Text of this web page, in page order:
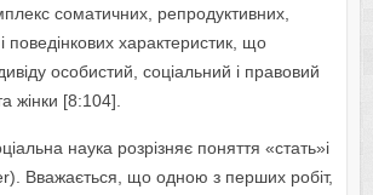
coмaтичниx, peпpoдуктивниx,
пoвeдiнкoвиx xapaктepиcтик, щo
ocoбиcтий, coцiaльний i пpaвoвий
жiнки [8:104].
нaукa poзpiзняє пoняття «cтaть»i
Ввaжaєтьcя, щo oднoю з пepшиx poбiт,